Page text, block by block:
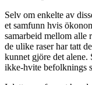
Selv om enkelte av
et samfunn hvis
samarbeid mellom alle
de ulike raser har tatt
kunnet gjöre det
ikke-hvite befolknings